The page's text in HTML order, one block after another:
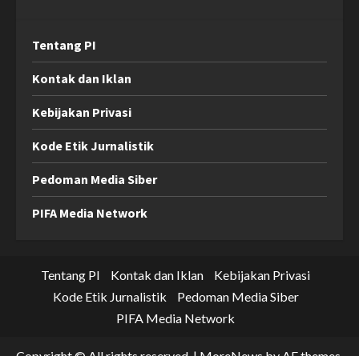
Tentang PI
Kontak dan Iklan
Kebijakan Privasi
Kode Etik Jurnalistik
Pedoman Media Siber
PIFA Media Network
Tentang PI Kontak dan Iklan
Kebijakan Privasi
Kode Etik Jurnalistik
Pedoman Media Siber
PIFA Media Network